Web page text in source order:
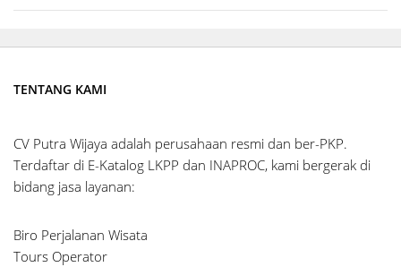
TENTANG KAMI
CV Putra Wijaya adalah perusahaan resmi dan ber-PKP.
Terdaftar di E-Katalog LKPP dan INAPROC, kami bergerak di
bidang jasa layanan:
Biro Perjalanan Wisata
Tours Operator